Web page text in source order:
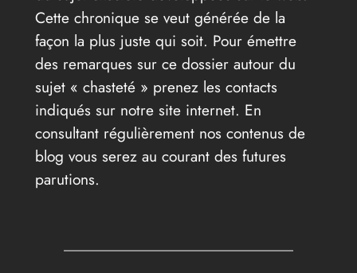
Cette chronique se veut générée de la
façon la plus juste qui soit. Pour émettre
des remarques sur ce dossier autour du
sujet « chasteté » prenez les contacts
indiqués sur notre site internet. En
consultant régulièrement nos contenus de
blog vous serez au courant des futures
parutions.